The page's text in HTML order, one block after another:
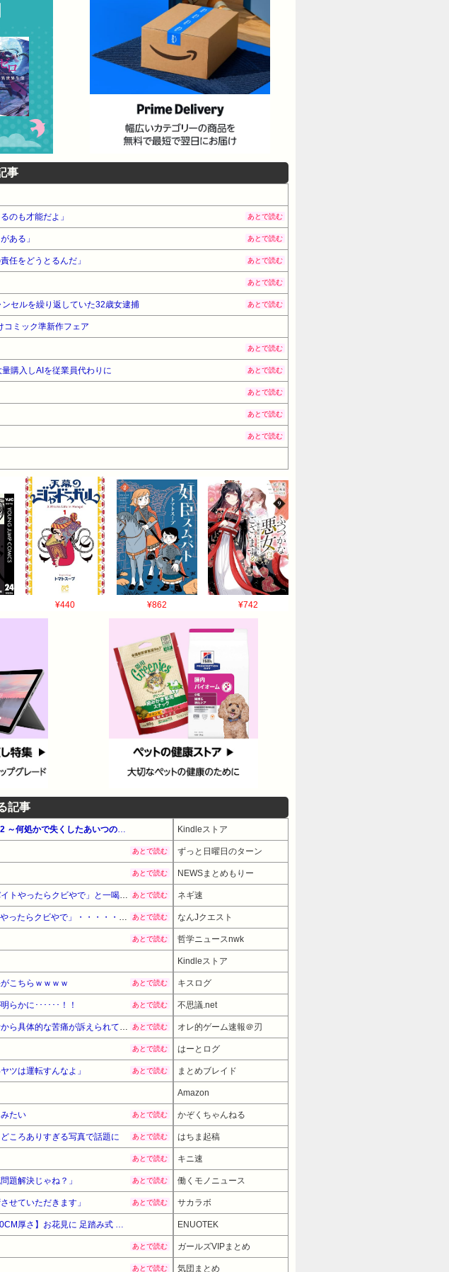
事
のも才能だよ」 あとで読む
ある」 あとで読む
任をどうとるんだ」 あとで読む
あとで読む
セルを繰り返していた32歳女逮捕 あとで読む
コミック準新作フェア
あとで読む
購入しAIを従業員代わりに あとで読む
あとで読む
あとで読む
あとで読む
¥440 ¥862 ¥742
記事
Kindleストア
あとで読む ずっと日曜日のターン
あとで読む NEWSまとめもりー
あとで読む ネギ速
あとで読む なんJクエスト
あとで読む 哲学ニュースnwk
Kindleストア
こちらｗｗｗｗ あとで読む キスログ
らかに･･････！！ あとで読む 不思議.net
あとで読む オレ的ゲーム速報＠刃
あとで読む はーとログ
ツは運転すんなよ」 あとで読む まとめブレイド
Amazon
たい あとで読む かぞくちゃんねる
ころありすぎる写真で話題に あとで読む はちま起稿
あとで読む キニ速
題解決じゃね？」 あとで読む 働くモノニュース
せていただきます」 あとで読む サカラボ
ENUOTEK
あとで読む ガールズVIPまとめ
あとで読む 気団まとめ